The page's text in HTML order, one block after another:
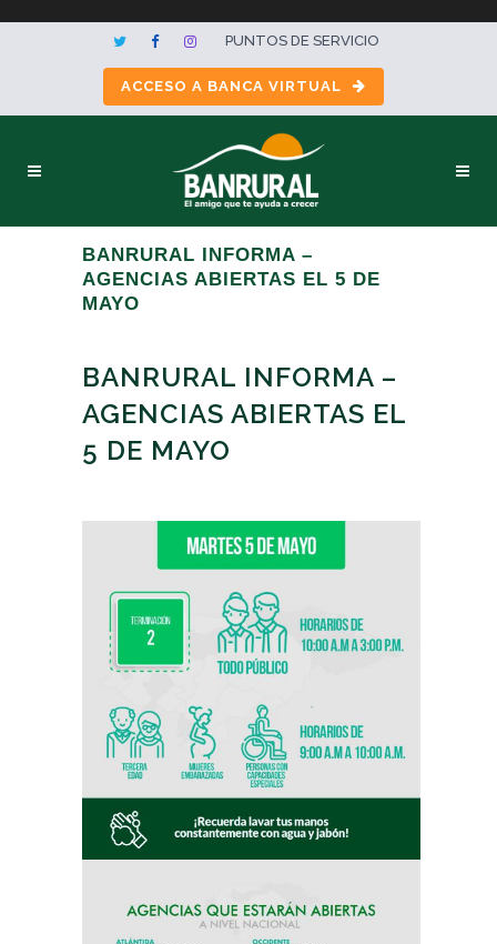
PUNTOS DE SERVICIO
ACCESO A BANCA VIRTUAL
BANRURAL INFORMA –
AGENCIAS ABIERTAS EL 5 DE
MAYO
BANRURAL INFORMA –
AGENCIAS ABIERTAS EL
5 DE MAYO